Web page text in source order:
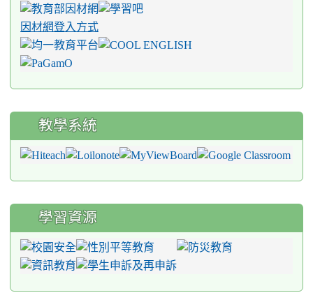
因材網登入方式
教學系統
學習資源